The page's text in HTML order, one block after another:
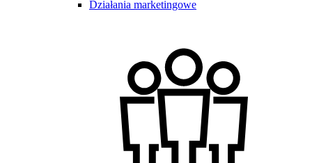
Działania marketingowe